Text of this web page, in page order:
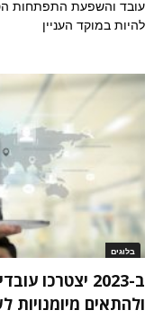
עובד והשפעת התפתחות
להיות במוקד העניין
בלוגים
ב-2023 יצטרכו
ולהתאים מיומנויות